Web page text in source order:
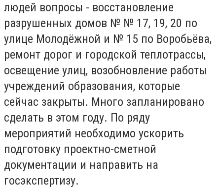
людей вопросы - восстановление
разрушенных домов № № 17, 19, 20 по
улице Молодёжной и № 15 по Воробьёва,
ремонт дорог и городской теплотрассы,
освещение улиц, возобновление работы
учреждений образования, которые
сейчас закрыты. Много запланировано
сделать в этом году. По ряду
мероприятий необходимо ускорить
подготовку проектно-сметной
документации и направить на
госэкспертизу.